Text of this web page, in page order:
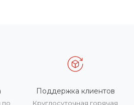
по
Поддержка клиентов
Круглосуточная горячая